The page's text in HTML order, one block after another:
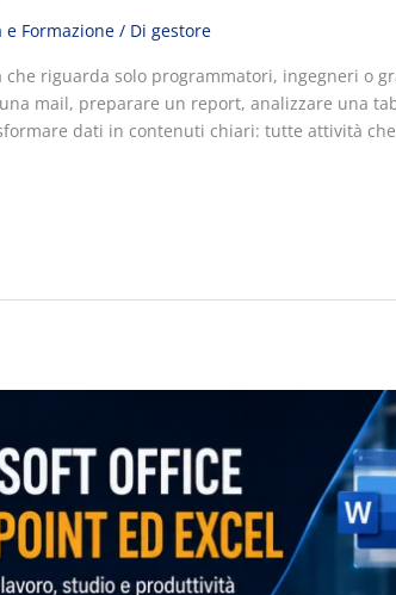
e Formazione / Digestore
riguarda solo programmatori, ingegneri o
mail, preparare un report, analizzare una
dati in contenuti chiari: tutte attività